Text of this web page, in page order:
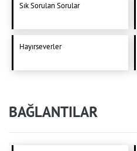
Sık Sorulan Sorular
Hayırseverler
BAĞLANTILAR